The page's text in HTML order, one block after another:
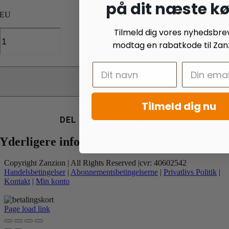
EU
Tilføj til kurv
DEL DETTE PRODUKT PÅ:
Yderligere information
Copyright Zanzion | All Rights Reserved |cvr: 40602542
Handelsbetingelser | Abonnementsbetingelserne | Privatlivs Politik |
Kontakt | Min konto
Page load link
på dit næste
Tilmeld dig vores
modtag en rabatkode til
Tilmeld dig nu